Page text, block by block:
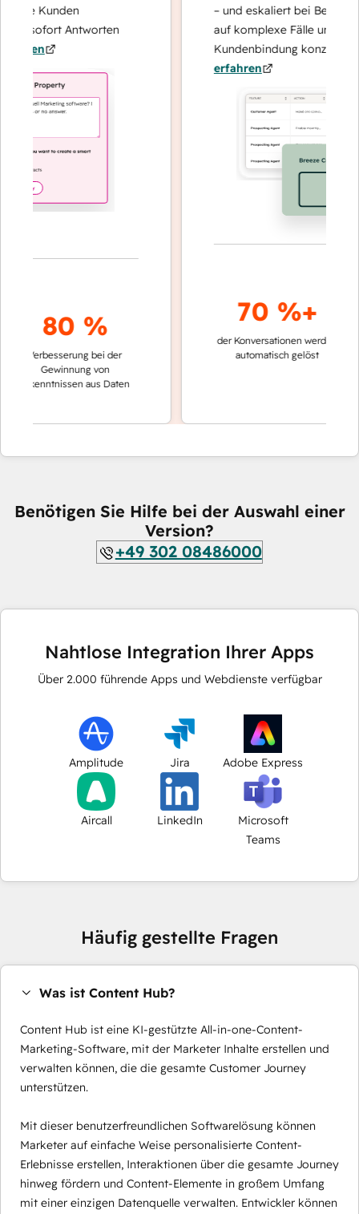
Kunden
sofort Antworten
80 %
Verbesserung bei der
Gewinnung von
aus Daten
– und eskaliert bei Bedarf,
auf komplexe Fälle und den
Kundenbindung konzentrieren
erfahren
70 %+
der Konversationen werden
automatisch gelöst
Benötigen Sie Hilfe bei der Auswahl einer
Version?
+49 302 08486000
Nahtlose Integration Ihrer Apps
Über 2.000 führende Apps und Webdienste verfügbar
Amplitude Jira Adobe Express
Aircall LinkedIn
Microsoft
Teams
Häufig gestellte Fragen
Was ist Content Hub?
Content Hub ist eine KI-gestützte All-in-one-Content-
Marketing-Software, mit der Marketer Inhalte erstellen und
verwalten können, die die gesamte Customer Journey
unterstützen.
Mit dieser benutzerfreundlichen Softwarelösung können
Marketer auf einfache Weise personalisierte Content-
Erlebnisse erstellen, Interaktionen über die gesamte Journey
hinweg fördern und Content-Elemente in großem Umfang
mit einer einzigen Datenquelle verwalten. Entwickler können